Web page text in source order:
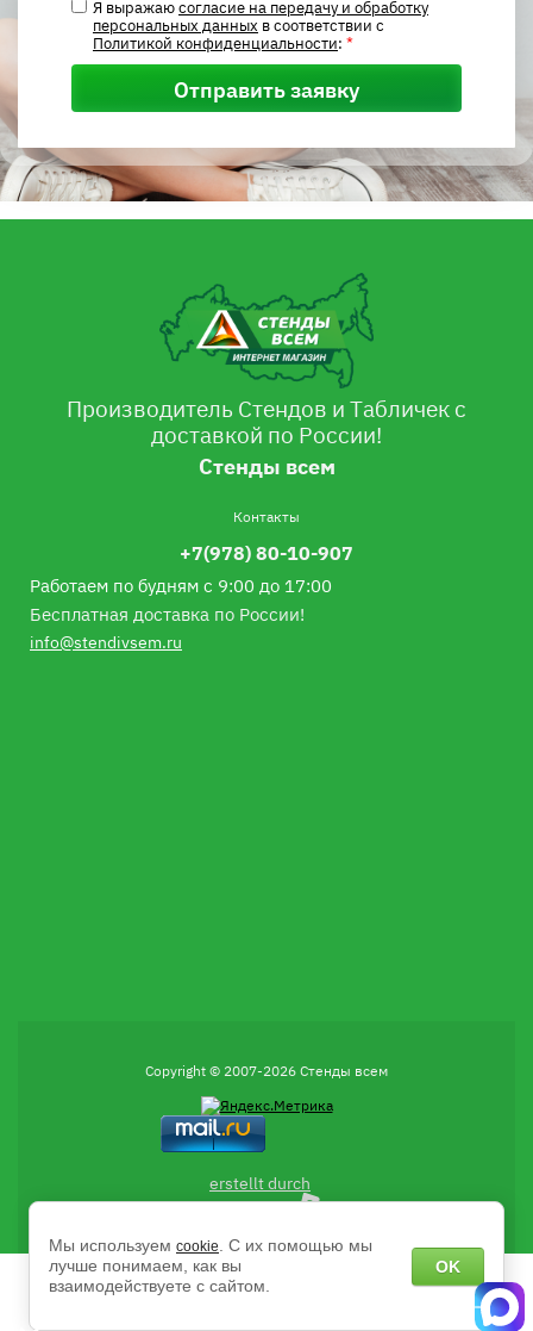
Я выражаюсогласие на передачу и обработку
персональных данных в соответствии с
Политикой конфиденциальности: *
Отправить заявку
Производитель Стендов и Табличек с
доставкой по России!
Стенды всем
Контакты
+7(978) 80-10-907
Работаем по будням с 9:00 до 17:00
Бесплатная доставка по России!
info@stendivsem.ru
Copyright © 2007-2026 Стенды всем
erstellt durch
Мы используем cookie
. С их помощью мы
лучше понимаем, как вы
взаимодействуете с сайтом.
OK